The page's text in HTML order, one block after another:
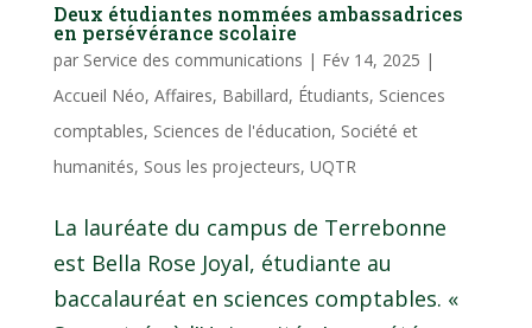
Deux étudiantes nommées ambassadrices
en persévérance scolaire
par Service des communications | Fév 14, 2025 |
Accueil Néo, Affaires, Babillard, Étudiants, Sciences
comptables, Sciences de l'éducation, Société et
humanités, Sous les projecteurs, UQTR
La lauréate du campus de Terrebonne
est Bella Rose Joyal, étudiante au
baccalauréat en sciences comptables. «